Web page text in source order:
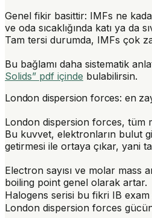
Genel fikir basittir: IMFs ne
ve oda sıcaklığında katı ya da
Tam tersi durumda, IMFs çok
Bu bağlamı daha sistematik
Solids” pdf içinde bulabilirsin.
London dispersion forces: en
London dispersion forces, tüm
Bu kuvvet, elektronların bulut
getirmesi ile ortaya çıkar, yani
Electron sayısı ve molar
boiling point genel olarak artar.
Halogens serisi bu fikri IB exam
London dispersion forces